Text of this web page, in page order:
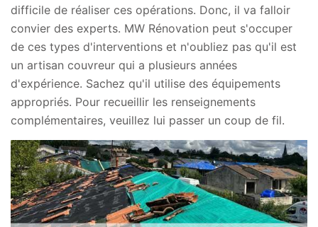
difficile de réaliser ces opérations. Donc, il va falloir
convier des experts. MW Rénovation peut s'occuper
de ces types d'interventions et n'oubliez pas qu'il est
un artisan couvreur qui a plusieurs années
d'expérience. Sachez qu'il utilise des équipements
appropriés. Pour recueillir les renseignements
complémentaires, veuillez lui passer un coup de fil.